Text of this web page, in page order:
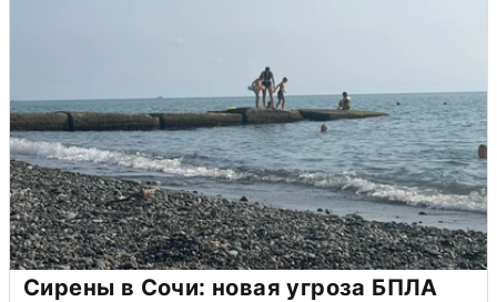
Сирены в Сочи: новая угроза БПЛА